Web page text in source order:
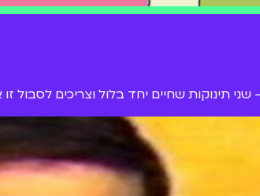
שני תינוקות שחיים יחד בלול וצריכים